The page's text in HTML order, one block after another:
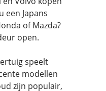
een Japans
of Mazda?
open.
speelt
modellen
zijn populair,